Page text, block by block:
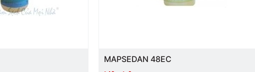
Nếu sử dụng thì phải mở ra gấp lại nhiều lần
Được sử dụng rộng rãi tại các nhà hàng,
MAPSEDAN 48EC